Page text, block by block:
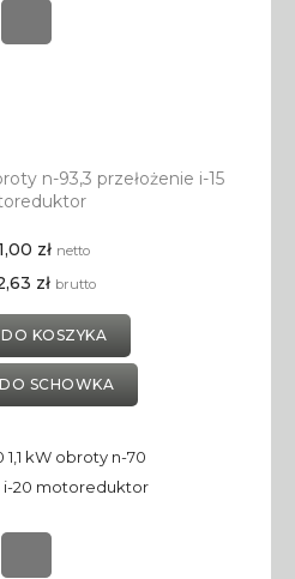
n-93,3 przełożenie i-15
zł netto
zł brutto
KOSZYKA
SCHOWKA